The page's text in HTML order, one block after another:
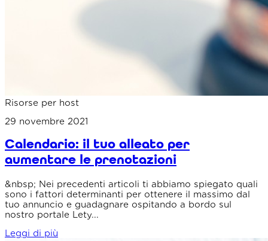
Risorse per host
29 novembre 2021
Calendario: il tuo alleato per
aumentare le prenotazioni
&nbsp; Nei precedenti articoli ti abbiamo spiegato quali
sono i fattori determinanti per ottenere il massimo dal
tuo annuncio e guadagnare ospitando a bordo sul
nostro portale Lety...
Leggi di più